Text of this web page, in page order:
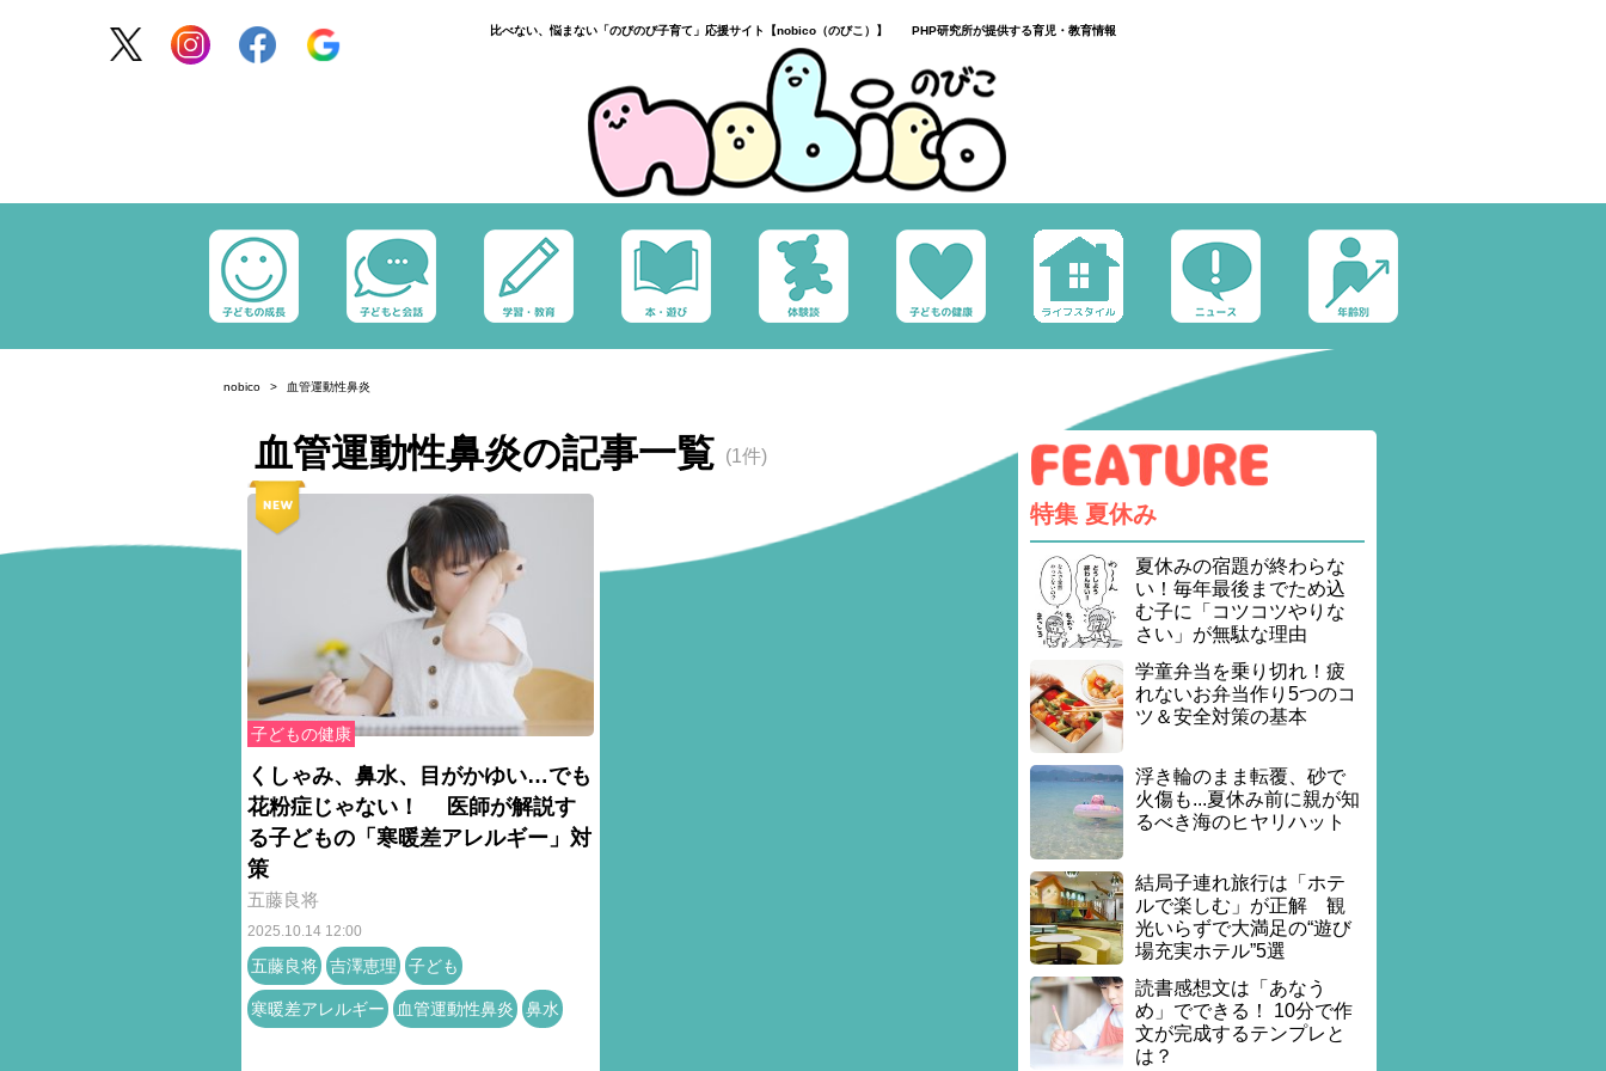
比べない、悩まない「のびのび子育て」応援サイト【nobico（のびこ）】 PHP研究所が提供する育児・教育情報
nobico 血管運動性鼻炎
血管運動性鼻炎の記事一覧 (1件)
子どもの健康
くしゃみ、鼻水、目がかゆい…でも
花粉症じゃない！ 医師が解説す
る子どもの「寒暖差アレルギー」対
策
五藤良将
2025.10.14 12:00
五藤良将 吉澤恵理 子ども
寒暖差アレルギー 血管運動性鼻炎 鼻水
特集 夏休み
夏休みの宿題が終わらな
い！毎年最後までため込
む子に「コツコツやりな
さい」が無駄な理由
学童弁当を乗り切れ！疲
れないお弁当作り5つのコ
ツ＆安全対策の基本
浮き輪のまま転覆、砂で
火傷も...夏休み前に親が知
るべき海のヒヤリハット
結局子連れ旅行は「ホテ
ルで楽しむ」が正解 観
光いらずで大満足の“遊び
場充実ホテル”5選
読書感想文は「あなう
め」でできる！ 10分で作
文が完成するテンプレと
は？